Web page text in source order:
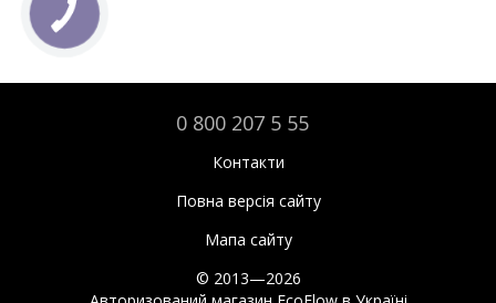
0 800 207 5 55
Контакти
Повна версія сайту
Мапа сайту
© 2013—2026